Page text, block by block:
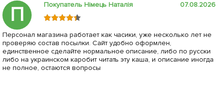
П Покупатель Німець Наталія 07.08.2026
Персонал магазина работает как часики, уже несколько лет не
проверяю состав посылки. Сайт удобно оформлен,
единственное сделайте нормальное описание, либо по русски
либо на украинском каробит читать эту каша, и описание иногда
не полное, остаются вопросы